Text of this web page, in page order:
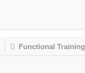
Functional Training